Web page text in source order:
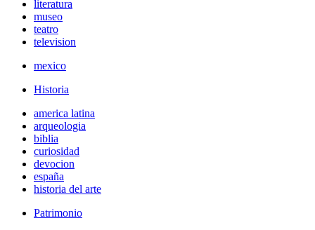
literatura
museo
teatro
television
mexico
Historia
america latina
arqueologia
biblia
curiosidad
devocion
españa
historia del arte
Patrimonio